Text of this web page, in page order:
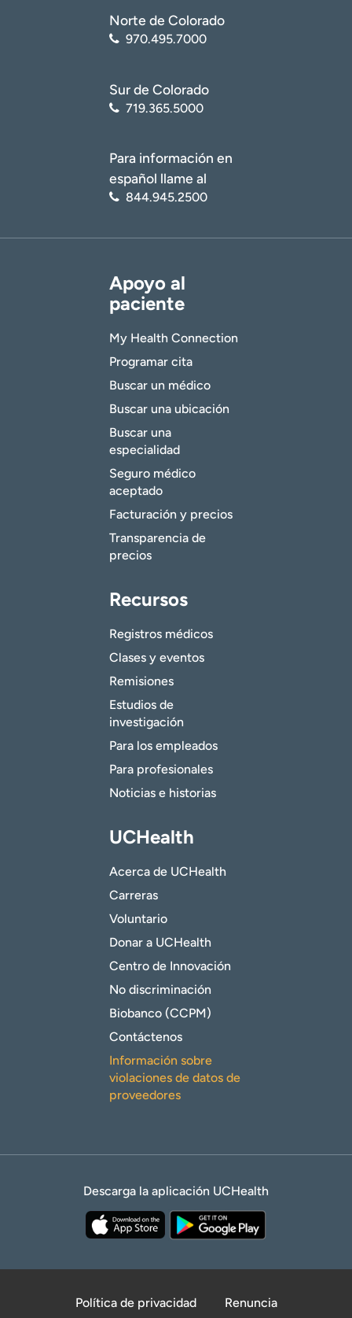
Norte de Colorado
970.495.7000
Sur de Colorado
719.365.5000
Para información en
español llame al
844.945.2500
Apoyo al
paciente
My Health Connection
Programar cita
Buscar un médico
Buscar una ubicación
Buscar una
especialidad
Seguro médico
aceptado
Facturación y precios
Transparencia de
precios
Recursos
Registros médicos
Clases y eventos
Remisiones
Estudios de
investigación
Para los empleados
Para profesionales
Noticias e historias
UCHealth
Acerca de UCHealth
Carreras
Voluntario
Donar a UCHealth
Centro de Innovación
No discriminación
Biobanco (CCPM)
Contáctenos
Información sobre
violaciones de datos de
proveedores
Descarga la aplicación UCHealth
Política de privacidad Renuncia